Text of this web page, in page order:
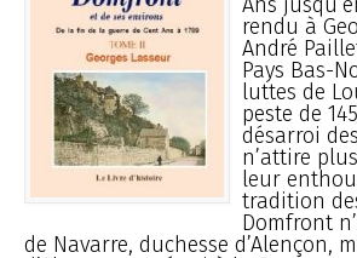
rendu à
André
Pays Bas-
luttes de
peste de
désarroi
n’attire
leur
tradition
Domfront
de Navarre, duchesse d’Alençon,